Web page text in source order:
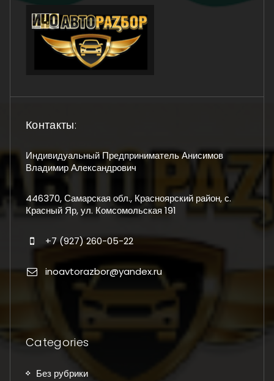
Контакты:
Индивидуальный Предприниматель Анисимов
Владимир Александрович
446370, Самарская обл., Красноярский район, с.
Красный Яр, ул. Комсомольская 191
+7 (927) 260-05-22
inoavtorazbor@yandex.ru
Categories
Без рубрики